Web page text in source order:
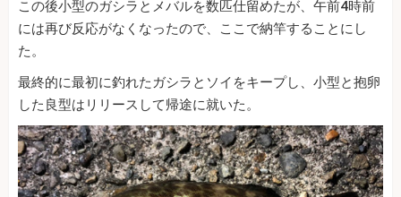
この後小型のガシラとメバルを数匹仕留めたが、午前4時前
には再び反応がなくなったので、ここで納竿することにし
た。
最終的に最初に釣れたガシラとソイをキープし、小型と抱卵
した良型はリリースして帰途に就いた。